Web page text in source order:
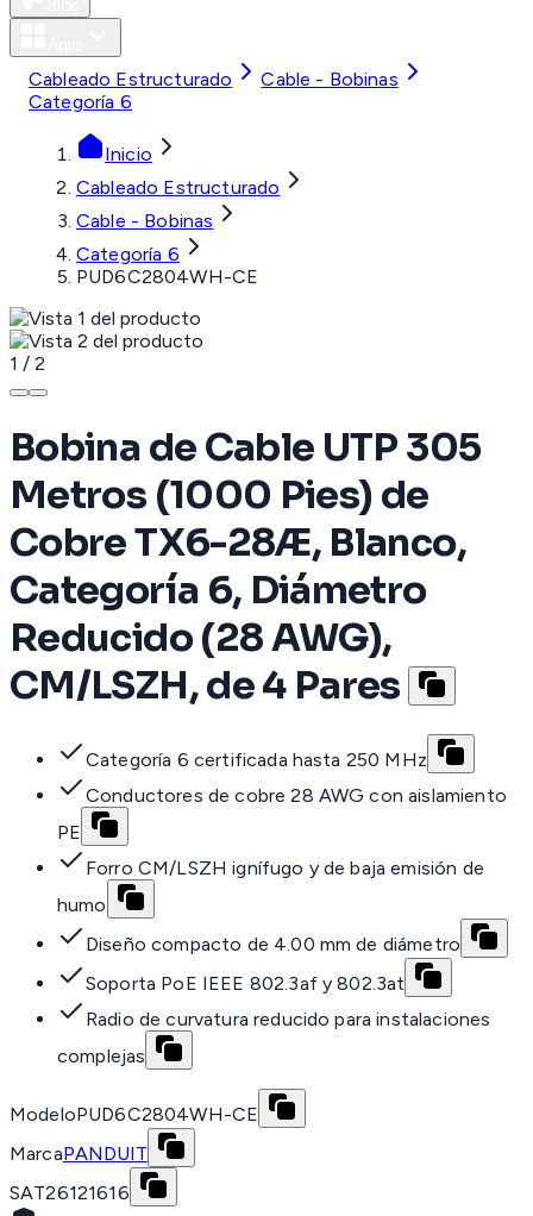
Cableado Estructurado
Cable - Bobinas
Categoría 6
Inicio
Cableado Estructurado
Cable - Bobinas
Categoría 6
PUD6C2804WH-CE
1 / 2
Bobina de Cable UTP 305
Metros (1000 Pies) de
Cobre TX6-28Æ, Blanco,
Categoría 6, Diámetro
Reducido (28 AWG),
CM/LSZH, de 4 Pares
Categoría 6 certificada hasta 250 MHz
Conductores de cobre 28 AWG con aislamiento
PE
Forro CM/LSZH ignífugo y de baja emisión de
humo
Diseño compacto de 4.00 mm de diámetro
Soporta PoE IEEE 802.3af y 802.3at
Radio de curvatura reducido para instalaciones
complejas
ModeloPUD6C2804WH-CE
MarcaPANDUIT
SAT26121616